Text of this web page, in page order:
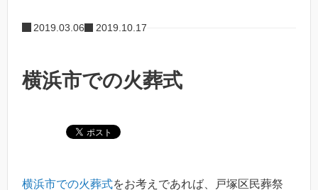
2019.03.06 2019.10.17
横浜市での火葬式
横浜市での火葬式をお考えであれば、戸塚区民葬祭